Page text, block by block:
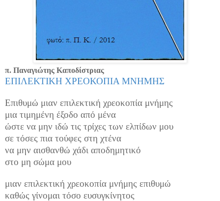
π. Παναγιώτης Καποδίστριας
ΕΠΙΛΕΚΤΙΚΗ ΧΡΕΟΚΟΠΙΑ ΜΝΗΜΗΣ
Επιθυμώ μιαν επιλεκτική χρεοκοπία μνήμης
μια τιμημένη έξοδο από μένα
ώστε να μην ιδώ τις τρίχες των ελπίδων μου
σε τόσες πια τούφες στη χτένα
να μην αισθανθώ χάδι αποδημητικό
στο μη σώμα μου
μιαν επιλεκτική χρεοκοπία μνήμης επιθυμώ
καθώς γίνομαι τόσο ευσυγκίνητος